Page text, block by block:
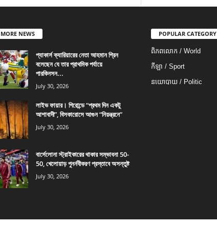
NEWS
প্যাকার্স ক্যারিয়ারের নেতা আহমান গ্রিন
বলেছেন যে তার প্রাথমিক পর্যায়ে
পারকিনসন...
July 30, 2026
লাইভ ফায়ার। গিরোন্ডে “প্রথম দিন একটু
আশাবাদী”, বিসকারোসে আগুন “নিয়ন্ত্রনে”
July 30, 2026
বার্সেলোনা স্ট্রাইকারের থাকার সম্ভাবনা 50-
50, খেলোয়াড় পুনর্নবীকরণ প্রস্তাবে অসন্তুষ্ট
July 30, 2026
POPULAR CATEGORY
ពិភពលោក / World
កីឡា / Sport
នយោបាយ / Politic